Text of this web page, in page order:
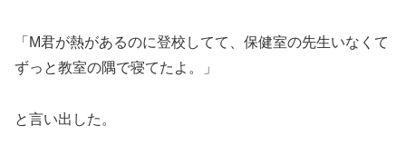
「M君が熱があるのに登校してて、保健室の先生いなくて
ずっと教室の隅で寝てたよ。」
と言い出した。